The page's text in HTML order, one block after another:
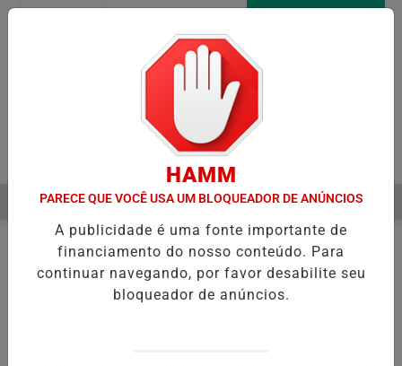
Pesquisar Notícia
RECUPERAÇÃO FISCAL PARA EQUILIBRAR CONTAS PÚBLICAS
EM ALTA
MENU
HAMM
PARECE QUE VOCÊ USA UM BLOQUEADOR DE ANÚNCIOS
A publicidade é uma fonte importante de
financiamento do nosso conteúdo. Para
continuar navegando, por favor desabilite seu
bloqueador de anúncios.